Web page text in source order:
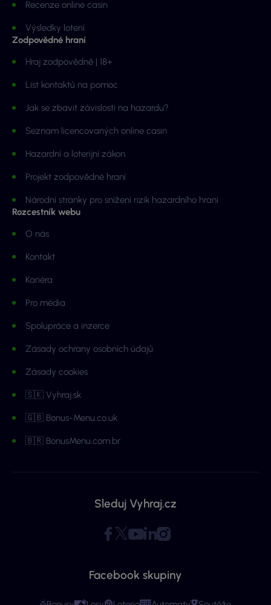
Recenze online casin
Výsledky loterií
Zodpovědné hraní
Hraj zodpovědně | 18+
List kontaktů na pomoc
Jak se zbavit závislosti na hazardu?
Seznam licencovaných online casin
Hazardní a loterijní zákon
Projekt zodpovědné hraní
Národní stránky pro snížení rizik hazardního hraní
Rozcestník webu
O nás
Kontakt
Kariéra
Pro média
Spolupráce a inzerce
Zásady ochrany osobních údajů
Zásady cookies
🇸🇰 Vyhraj.sk
🇬🇧 Bonus-Menu.co.uk
🇧🇷 BonusMenu.com.br
Sleduj Vyhraj.cz
Facebook skupiny